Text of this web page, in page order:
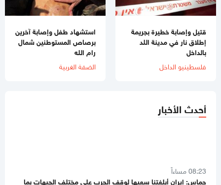
قتيل وإصابة خطيرة بجريمة
إطلاق نار في مدينة اللد
بالداخل
فلسطينيو الداخل
استشهاد طفل وإصابة آخرين
برصاص المستوطنين شمال
رام الله
الضفة الغربية
أحدث الأخبار
فيها غزة